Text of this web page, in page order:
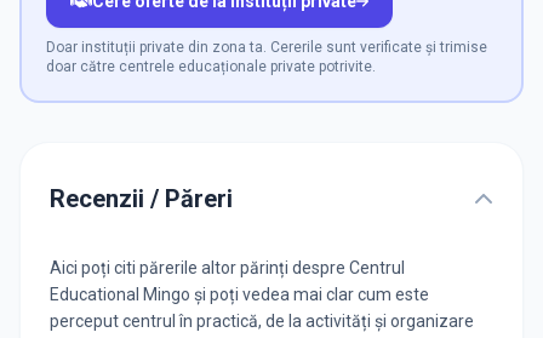
Doar instituții private din zona ta. Cererile sunt verificate și trimise
doar către centrele educaționale private potrivite.
Recenzii / Păreri
Aici poți citi părerile altor părinți despre Centrul
Educational Mingo și poți vedea mai clar cum este
perceput centrul în practică, de la activități și organizare